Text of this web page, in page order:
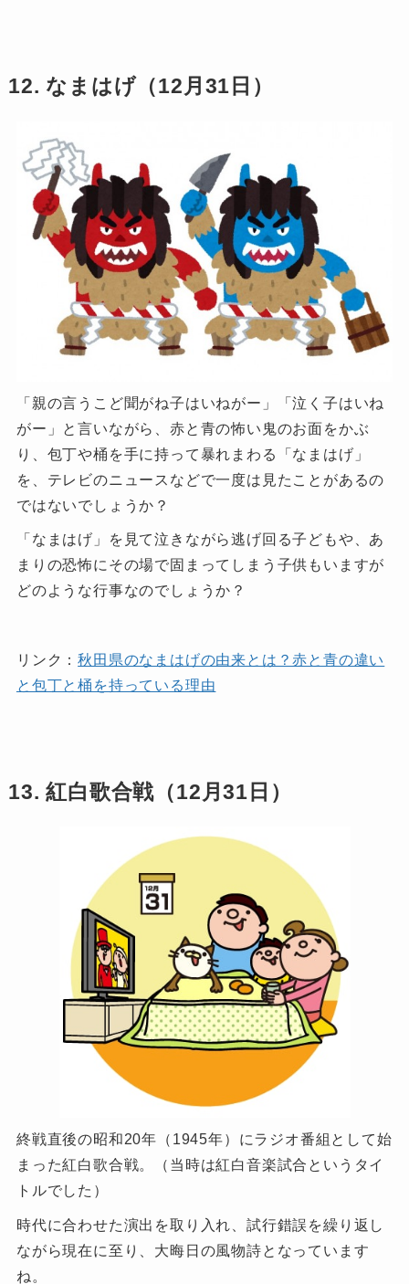
12. なまはげ（12月31日）
「親の言うこど聞がね子はいねがー」「泣く子はいね
がー」と言いながら、赤と青の怖い鬼のお面をかぶ
り、包丁や桶を手に持って暴れまわる「なまはげ」
を、テレビのニュースなどで一度は見たことがあるの
ではないでしょうか？
「なまはげ」を見て泣きながら逃げ回る子どもや、あ
まりの恐怖にその場で固まってしまう子供もいますが
どのような行事なのでしょうか？
リンク：秋田県のなまはげの由来とは？赤と青の違い
と包丁と桶を持っている理由
13. 紅白歌合戦（12月31日）
終戦直後の昭和20年（1945年）にラジオ番組として始
まった紅白歌合戦。（当時は紅白音楽試合というタイ
トルでした）
時代に合わせた演出を取り入れ、試行錯誤を繰り返し
ながら現在に至り、大晦日の風物詩となっています
ね。